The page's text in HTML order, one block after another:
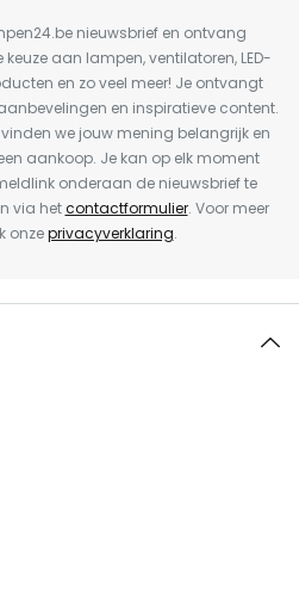
nieuwsbrief en ontvang
aan lampen, ventilatoren, LED-
en zo veel meer! Je ontvangt
en inspiratieve content.
we jouw mening belangrijk en
aankoop. Je kan op elk moment
onderaan de nieuwsbrief te
via hetcontactformulier. Voor meer
onzeprivacyverklaring.